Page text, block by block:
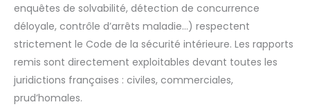
enquêtes de solvabilité, détection de concurrence
déloyale, contrôle d’arrêts maladie…) respectent
strictement le Code de la sécurité intérieure. Les rapports
remis sont directement exploitables devant toutes les
juridictions françaises : civiles, commerciales,
prud’homales.